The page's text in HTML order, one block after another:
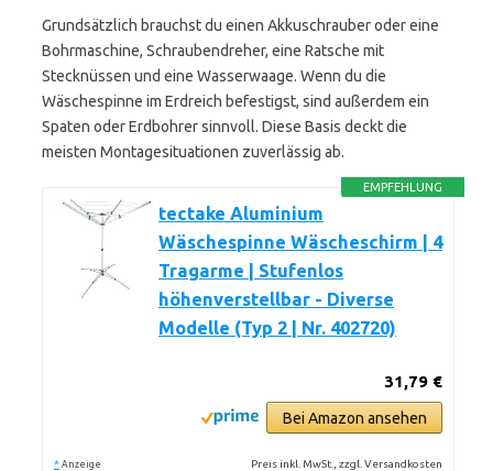
Grundsätzlich brauchst du einen Akkuschrauber oder eine
Bohrmaschine, Schraubendreher, eine Ratsche mit
Stecknüssen und eine Wasserwaage. Wenn du die
Wäschespinne im Erdreich befestigst, sind außerdem ein
Spaten oder Erdbohrer sinnvoll. Diese Basis deckt die
meisten Montagesituationen zuverlässig ab.
EMPFEHLUNG
tectake Aluminium
Wäschespinne Wäscheschirm | 4
Tragarme | Stufenlos
höhenverstellbar - Diverse
Modelle (Typ 2 | Nr. 402720)
31,79 €
Bei Amazon ansehen
* Anzeige Preis inkl. MwSt., zzgl. Versandkosten